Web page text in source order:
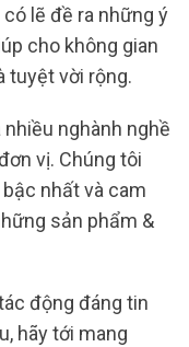
lẽ đề ra những ý
cho không gian
tuyệt vời rộng.
nghành nghề
vị. Chúng tôi
nhất và cam
sản phẩm &
động đáng tin
hãy tới mang